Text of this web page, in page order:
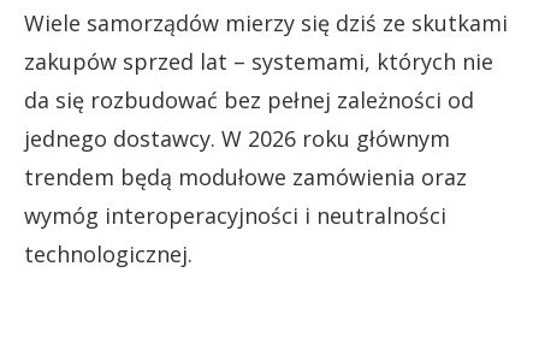
Wiele samorządów mierzy się dziś ze skutkami
zakupów sprzed lat – systemami, których nie
da się rozbudować bez pełnej zależności od
jednego dostawcy. W 2026 roku głównym
trendem będą modułowe zamówienia oraz
wymóg interoperacyjności i neutralności
technologicznej.